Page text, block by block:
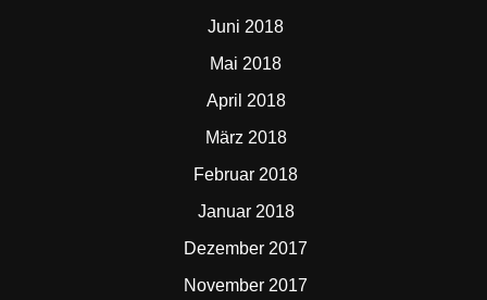
Juni 2018
Mai 2018
April 2018
März 2018
Februar 2018
Januar 2018
Dezember 2017
November 2017